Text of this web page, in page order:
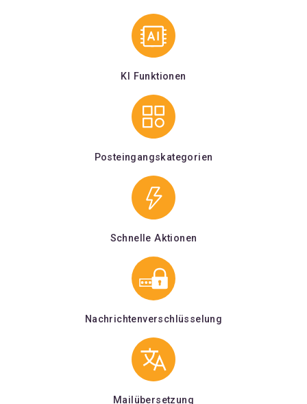
KI Funktionen
Posteingangskategorien
Schnelle Aktionen
Nachrichtenverschlüsselung
Mailübersetzung